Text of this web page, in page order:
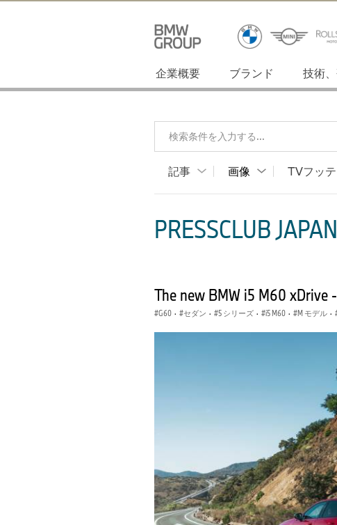
企業概要 ブランド 技術
検索条件を入力する...
記事 画像 TVフッ
PRESSCLUB
The new BMW i5 M60 xDrive
G60 · セダン · 5 シリーズ · i5 M60 · M モデル ·